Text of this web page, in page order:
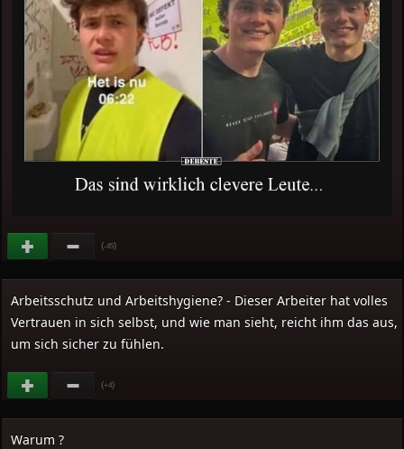
(-45)
Arbeitsschutz und Arbeitshygiene? - Dieser Arbeiter hat volles
Vertrauen in sich selbst, und wie man sieht, reicht ihm das aus,
um sich sicher zu fühlen.
(+4)
Warum ?